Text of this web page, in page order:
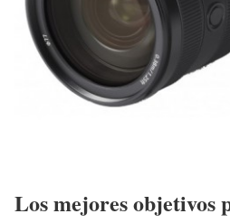
Los mejores objetivos